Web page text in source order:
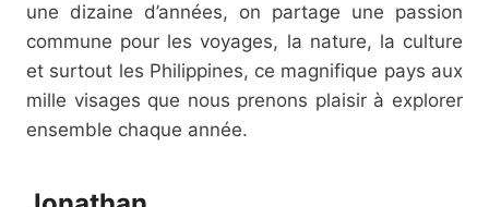
une dizaine d’années, on partage une passion
commune pour les voyages, la nature, la culture
et surtout les Philippines, ce magnifique pays aux
mille visages que nous prenons plaisir à explorer
ensemble chaque année.